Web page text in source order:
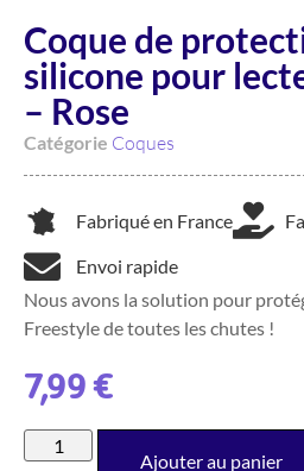
Coque de
silicone pour
– Rose
Catégorie Coques
Fabriqué en France
Envoi rapide
Nous avons la solution pour
Freestyle de toutes les chutes !
7,99€
Ajouter au panier